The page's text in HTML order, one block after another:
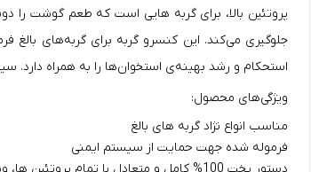
پروتئین بالا، برای گربه هایی است که طعم گوشت را
جلوگیری می‌کند. این کنسرو گربه برای گربه‌های بالغ
استحکام و رشد بهینه‌ی استخوان‌ها را به همراه دارد.
ویژگی‌های محصول:
مناسب انواع نژاد گربه های بالغ
فرموله شده جهت حمایت از سیستم ایمنی